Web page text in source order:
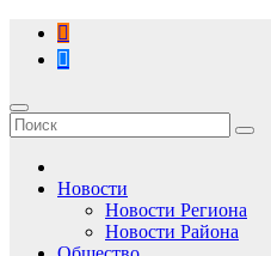
Перейти
содержимому
Новости
Новости Региона
Новости Района